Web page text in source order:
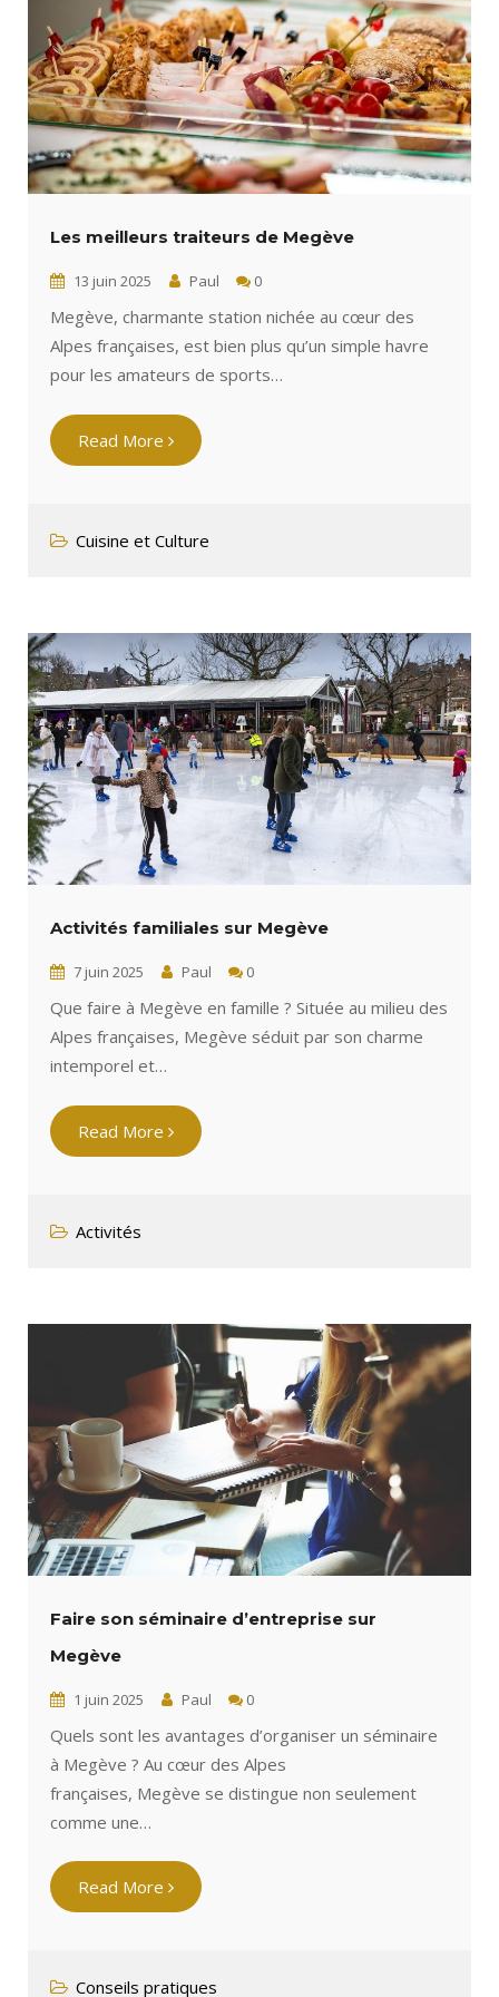
Les meilleurs traiteurs de Megève
13 juin 2025 Paul 0
Megève, charmante station nichée au cœur des
Alpes françaises, est bien plus qu’un simple havre
pour les amateurs de sports…
Read More
Cuisine et Culture
Activités familiales sur Megève
7 juin 2025 Paul 0
Que faire à Megève en famille ? Située au milieu des
Alpes françaises, Megève séduit par son charme
intemporel et…
Read More
Activités
Faire son séminaire d’entreprise sur
Megève
1 juin 2025 Paul 0
Quels sont les avantages d’organiser un séminaire
à Megève ? Au cœur des Alpes
françaises, Megève se distingue non seulement
comme une…
Read More
Conseils pratiques